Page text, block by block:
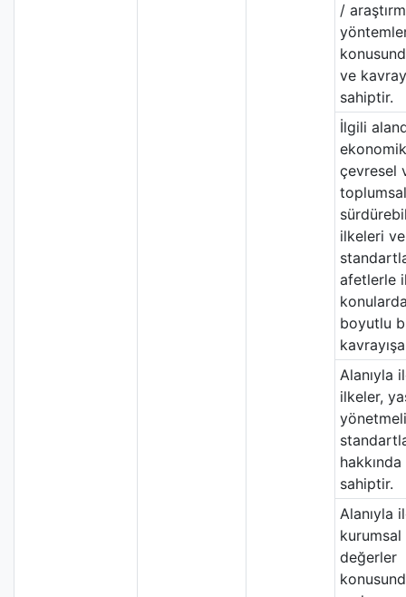
/
ve
sahiptir.
İlgili
çevresel
toplumsal
ilkeleri ve
afetlerle
boyutlu
Alanıyla
ilkeler,
sahiptir.
Alanıyla
değerler